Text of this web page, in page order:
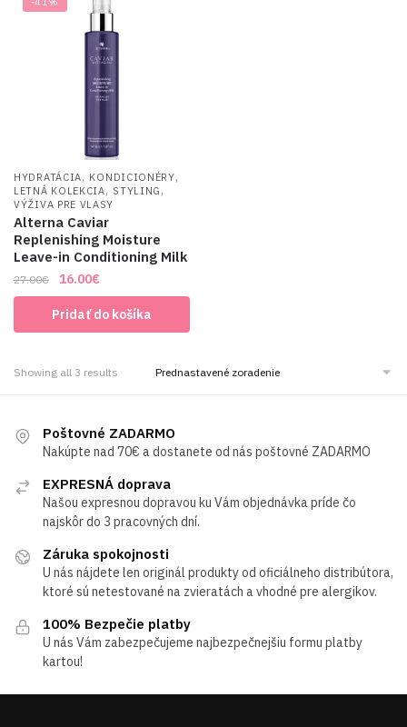
HYDRATÁCIA, KONDICIONÉRY,
LETNÁ KOLEKCIA, STYLING ,
VÝŽIVA PRE VLASY
Alterna Caviar
Replenishing Moisture
Leave-in Conditioning Milk
27.00€
Original
price
was:
27.00€.
16.00€
price
is:
16.00€.
Pridať do košíka
Showing all 3 results
Poštovné ZADARMO
Nakúpte nad 70€ a dostanete od nás poštovné ZADARMO
EXPRESNÁ doprava
Našou expresnou dopravou ku Vám objednávka príde čo
najskôr do 3 pracovných dní.
Záruka spokojnosti
U nás nájdete len originál produkty od oficiálneho distribútora,
ktoré sú netestované na zvieratách a vhodné pre alergikov.
100% Bezpečie platby
U nás Vám zabezpečujeme najbezpečnejšiu formu platby
kartou!